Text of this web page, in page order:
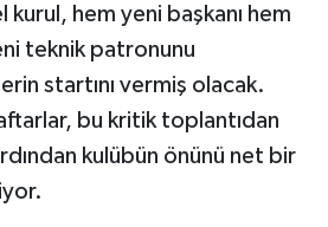
kurul, hem yeni başkanı hem
teknik patronunu
startını vermiş olacak.
bu kritik toplantıdan
kulübün önünü net bir